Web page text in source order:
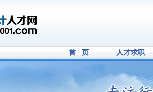
首 页 人才求职